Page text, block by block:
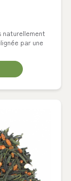
naturellement
par une